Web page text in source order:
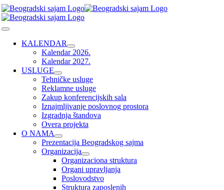
Skip
to
content
Toggle
NavigationKALENDAR
Kalendar 2026.
Kalendar 2027.
USLUGE
Tehničke usluge
Reklamne usluge
Zakup konferencijskih sala
Iznajmljivanje poslovnog prostora
Izgradnja štandova
Overa projekta
O NAMA
Prezentacija Beogradskog sajma
Organizacija
Organizaciona struktura
Organi upravljanja
Poslovodstvo
Struktura zaposlenih